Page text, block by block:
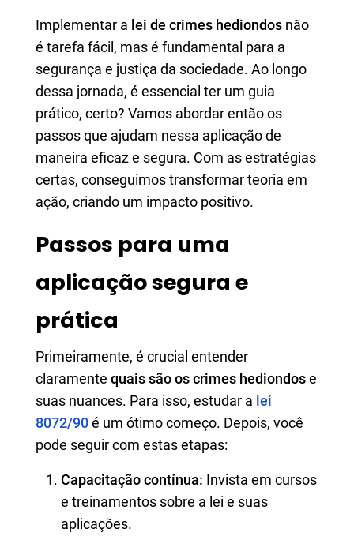
Implementar a lei de crimes hediondos não
é tarefa fácil, mas é fundamental para a
segurança e justiça da sociedade. Ao longo
dessa jornada, é essencial ter um guia
prático, certo? Vamos abordar então os
passos que ajudam nessa aplicação de
maneira eficaz e segura. Com as estratégias
certas, conseguimos transformar teoria em
ação, criando um impacto positivo.
Passos para uma
aplicação segura e
prática
Primeiramente, é crucial entender
claramente quais são os crimes hediondose
suas nuances. Para isso, estudar a lei
8072/90é um ótimo começo. Depois, você
pode seguir com estas etapas:
Capacitação contínua: Invista em cursos
e treinamentos sobre a lei e suas
aplicações.